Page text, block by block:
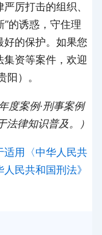
厉打击的组织、
”的诱惑，守住理
的保护。如果您
资等案件，欢迎
）。
度案例·刑事案例
律知识普及。）
适用〈中华人民共
人民共和国刑法》